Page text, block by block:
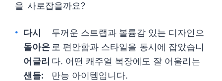
을 사로잡을까요?
다시
돌아온
어글리
샌들:
두꺼운 스트랩과 볼륨감 있는 디자인으
로 편안함과 스타일을 동시에 잡았습니
다. 어떤 캐주얼 복장에도 잘 어울리는
만능 아이템입니다.